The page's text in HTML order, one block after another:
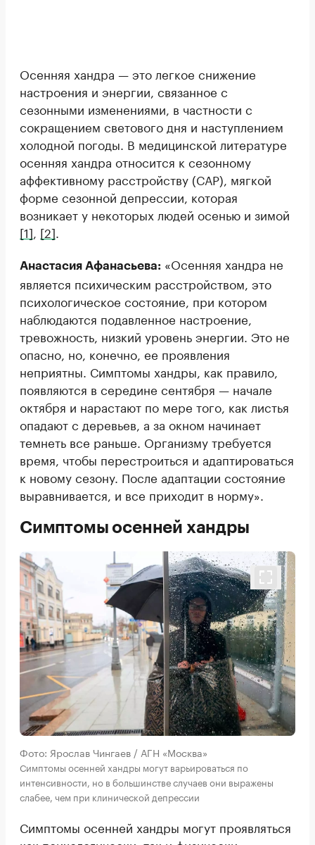
Осенняя хандра — это легкое снижение
настроения и энергии, связанное с
сезонными изменениями, в частности с
сокращением светового дня и наступлением
холодной погоды. В медицинской литературе
осенняя хандра относится к сезонному
аффективному расстройству (САР), мягкой
форме сезонной депрессии, которая
возникает у некоторых людей осенью и зимой
[1] [2]
Анастасия Афанасьева: «Осенняя хандра не
является психическим расстройством, это
психологическое состояние, при котором
наблюдаются подавленное настроение,
тревожность, низкий уровень энергии. Это не
опасно, но, конечно, ее проявления
неприятны. Симптомы хандры, как правило,
появляются в середине сентября — начале
октября и нарастают по мере того, как листья
опадают с деревьев, а за окном начинает
темнеть все раньше. Организму требуется
время, чтобы перестроиться и адаптироваться
к новому сезону. После адаптации состояние
выравнивается, и все приходит в норму».
Симптомы осенней хандры
Фото: Ярослав Чингаев / АГН «Москва»
Симптомы осенней хандры могут варьироваться по
интенсивности, но в большинстве случаев они выражены
слабее, чем при клинической депрессии
Симптомы осенней хандры могут проявляться